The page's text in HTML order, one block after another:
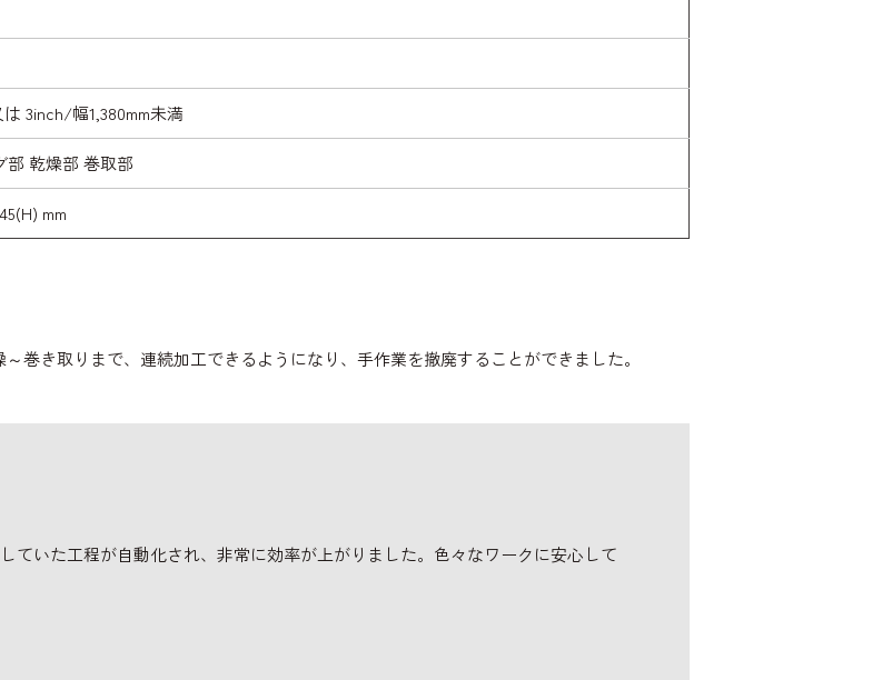
3inch/幅1,380mm未満
部 乾燥部 巻取部
mm
巻き取りまで、連続加工できるようになり、手作業を撤廃することができました。
ていた工程が自動化され、非常に効率が上がりました。色々なワークに安心して